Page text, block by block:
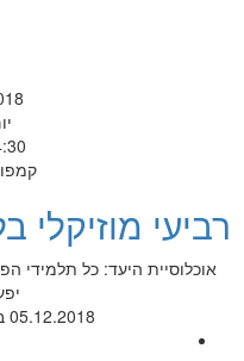
רביעי מוזיקלי
אוכלוסיית היעד: כל תלמידי
05.12.2018 בשעה 16:00-14:30